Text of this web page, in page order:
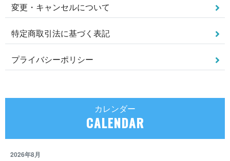
変更・キャンセルについて
特定商取引法に基づく表記
プライバシーポリシー
カレンダー
CALENDAR
2026年8月